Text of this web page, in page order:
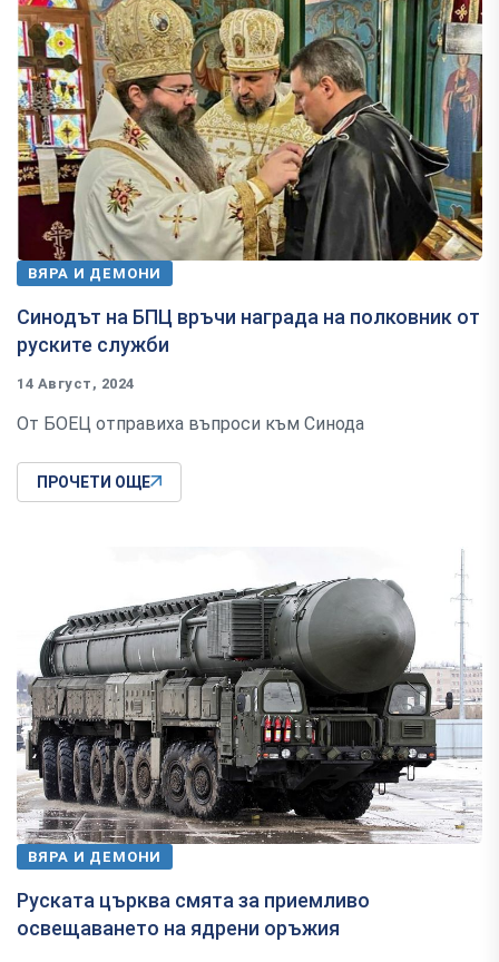
ВЯРА И ДЕМОНИ
Синодът на БПЦ връчи награда на полковник от
руските служби
14 Август, 2024
От БОЕЦ отправиха въпроси към Синода
ПРОЧЕТИ ОЩЕ
ВЯРА И ДЕМОНИ
Руската църква смята за приемливо
освещаването на ядрени оръжия